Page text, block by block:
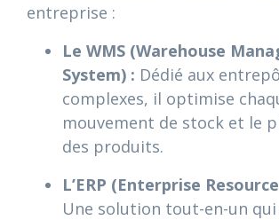
entreprise :
Le WMS (Warehouse
System) : Dédié aux
complexes, il optimise
mouvement de stock et le
des produits.
L’ERP (Enterprise
Une solution tout-en-un